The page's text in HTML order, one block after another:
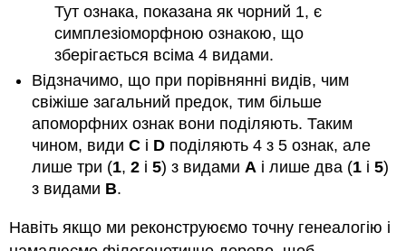
Тут ознака, показана як чорний 1, є
симплезіоморфною ознакою, що
зберігається всіма 4 видами.
Відзначимо, що при порівнянні видів, чим
свіжіше загальний предок, тим більше
апоморфних ознак вони поділяють. Таким
чином, видиC і D поділяють 4 з 5 ознак, але
лише три (1,2 і5) з видамиА і лише два (1 і5)
з видами B.
Навіть якщо ми реконструюємо точну генеалогію і